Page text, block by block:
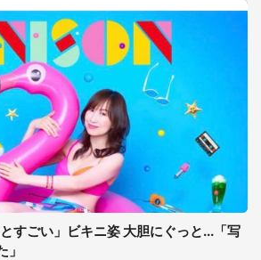
すごい」ビキニ姿 大胆にぐっと...「写